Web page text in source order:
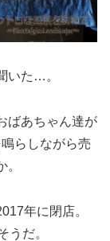
いた…。
ばあちゃん達が
らしながら売
年に閉店。
うだ。